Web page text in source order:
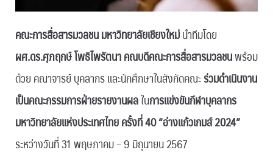
คณะการสื่อสารมวลชน มหาวิทยาลัยเชียงใหม่นำทีมโดย
ผศ.ดร.ศุภฤกษ์ โพธิไพรัตนา คณบดีคณะการสื่อสารมวลชนพร้อม
ด้วย คณาจารย์ บุคลากร และนักศึกษาในสังกัดคณะร่วมดำเนินงาน
เป็นคณะกรรมการฝ่ายรายงานผลในการแข่งขันกีฬาบุคลากร
มหาวิทยาลัยแห่งประเทศไทย ครั้งที่ 40 “อ่างแก้วเกมส์ 2024”
ระหว่างวันที่ 31 พฤษภาคม – 9 มิถุนายน 2567